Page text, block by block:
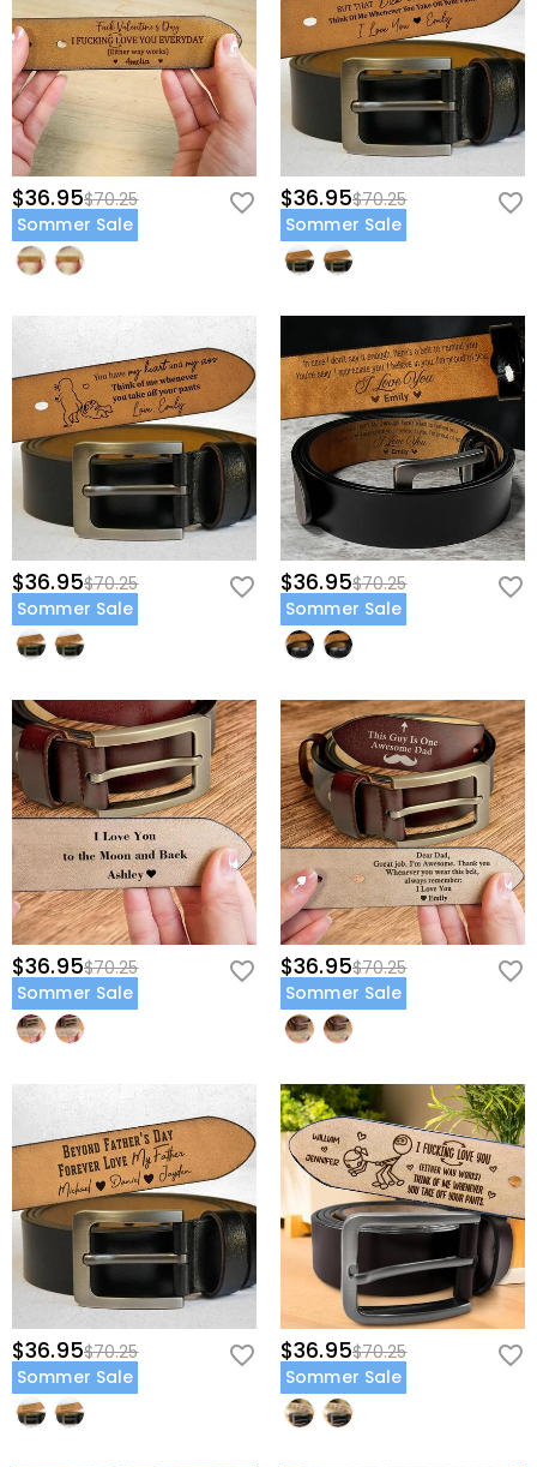
$36.95$70.25
Sommer Sale
$36.95$70.25
Sommer Sale
$36.95$70.25
Sommer Sale
$36.95$70.25
Sommer Sale
$36.95$70.25
Sommer Sale
$36.95$70.25
Sommer Sale
$36.95$70.25
Sommer Sale
$36.95$70.25
Sommer Sale